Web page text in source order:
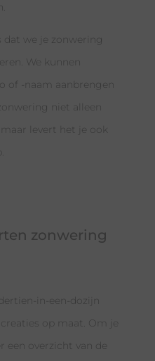
dat we je zonwering
We kunnen
of -naam aanbrengen
niet alleen
levert het je ook
zonwering
in-een-dozijn
op maat. Om je
een overzicht van de